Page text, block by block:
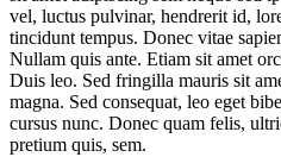
vel, luctus pulvinar, hendrerit id,
tincidunt tempus. Donec vitae
Nullam quis ante. Etiam sit amet
Duis leo. Sed fringilla mauris sit
magna. Sed consequat, leo eget
cursus nunc. Donec quam felis,
pretium quis, sem.